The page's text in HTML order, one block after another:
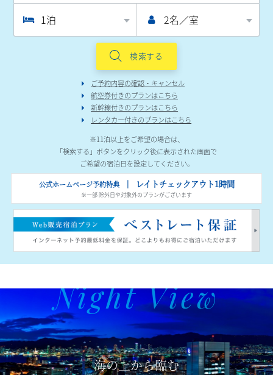
検索する
ご予約内容の確認・キャンセル
航空券付きのプランはこちら
新幹線付きのプランはこちら
レンタカー付きのプランはこちら
※11泊以上をご希望の場合は、
「検索する」ボタンをクリック後に表示された画面で
ご希望の宿泊日を設定してください。
公式ホームページ予約特典｜ レイトチェックアウト1時間
※一部 除外日や対象外のプランがございます
鉄板焼
但馬
ダイニングカフェ
SOCO
おでん
京和田
神戸串あげ
SAKU
ティーラウンジ
【Webで注文】
テイクアウト
Night View
海の上から臨む